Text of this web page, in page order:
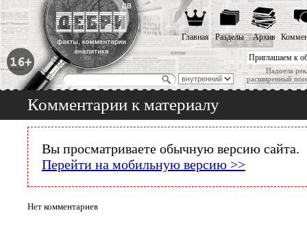
Приглашаем к
Надоела
расширенный
Главная Разделы Архив
Комментарии к материалу
Вы просматриваете обычную версию сайта.
Перейти на мобильную версию >>
Нет комментариев